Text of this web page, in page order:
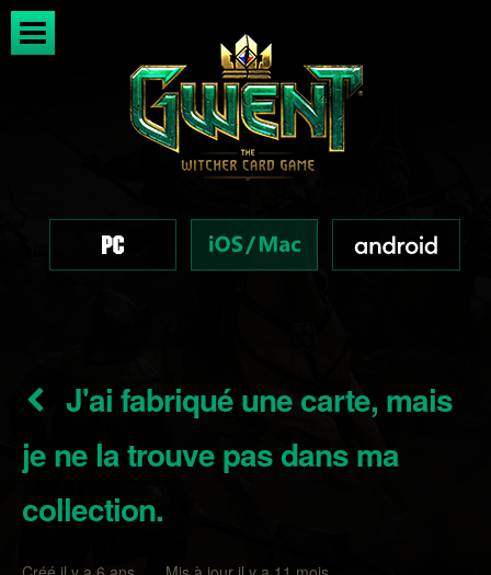
J'ai fabriqué une carte, mais
je ne la trouve pas dans ma
collection.